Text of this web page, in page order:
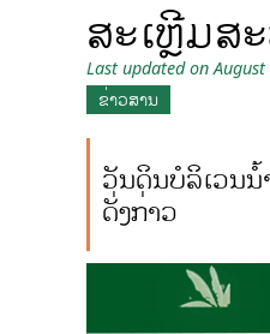
ສະເຫຼີມສ
Last updated on
ຂ່າວສານ
ວັນດິນບໍລິເວນນໍ້
ດັ່ງກ່າວ